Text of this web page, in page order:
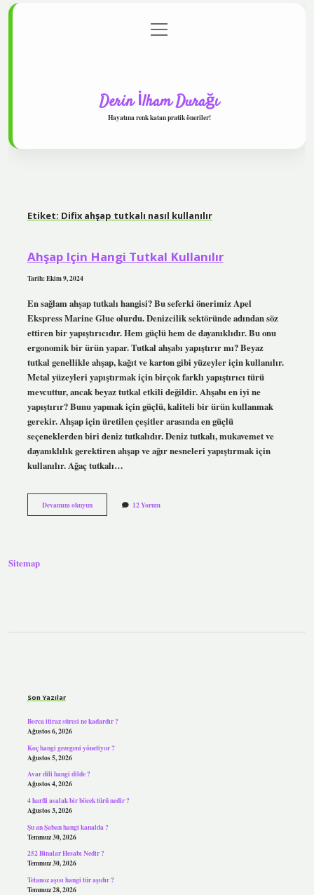
Gizlilik Politikası
menüyü
aç
Derin İlham Durağı
Hayatına renk katan pratik öneriler!
Etiket: Difix ahşap tutkalı nasıl kullanılır
Ahşap Için Hangi Tutkal Kullanılır
Tarih: Ekim 9, 2024
En sağlam ahşap tutkalı hangisi? Bu seferki önerimiz Apel
Ekspress Marine Glue olurdu. Denizcilik sektöründe adından söz
ettiren bir yapıştırıcıdır. Hem güçlü hem de dayanıklıdır. Bu onu
ergonomik bir ürün yapar. Tutkal ahşabı yapıştırır mı? Beyaz
tutkal genellikle ahşap, kağıt ve karton gibi yüzeyler için kullanılır.
Metal yüzeyleri yapıştırmak için birçok farklı yapıştırıcı türü
mevcuttur, ancak beyaz tutkal etkili değildir. Ahşabı en iyi ne
yapıştırır? Bunu yapmak için güçlü, kaliteli bir ürün kullanmak
gerekir. Ahşap için üretilen çeşitler arasında en güçlü
seçeneklerden biri deniz tutkalıdır. Deniz tutkalı, mukavemet ve
dayanıklılık gerektiren ahşap ve ağır nesneleri yapıştırmak için
kullanılır. Ağaç tutkalı…
Devamını okuyunAhşap
Için
12 Yorum
Sitemap
Son Yazılar
Borca itiraz süresi ne kadardır ?
Ağustos 6, 2026
Koç hangi gezegeni yönetiyor ?
Ağustos 5, 2026
Avar dili hangi dilde ?
Ağustos 4, 2026
4 harfli asalak bir böcek türü nedir ?
Ağustos 3, 2026
Şu an Şaban hangi kanalda ?
Temmuz 30, 2026
252 Binalar Hesabı Nedir ?
Temmuz 30, 2026
Tetanoz aşısı hangi tür aşıdır ?
Temmuz 28, 2026